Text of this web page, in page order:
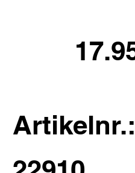
Artikelnr.: